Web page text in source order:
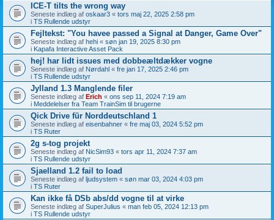
ICE-T tilts the wrong way
Seneste indlæg af oskaar3 « tors maj 22, 2025 2:58 pm
i TS Rullende udstyr
Fejltekst: "You havee passed a Signal at Danger, Game Over"
Seneste indlæg af hehi « søn jan 19, 2025 8:30 pm
i Kapafa Interactive Asset Pack
hej! har lidt issues med dobbeæltdækker vogne
Seneste indlæg af Nørdahl « fre jan 17, 2025 2:46 pm
i TS Rullende udstyr
Jylland 1.3 Manglende filer
Seneste indlæg af Erich « ons sep 11, 2024 7:19 am
i Meddelelser fra Team TrainSim til brugerne
Qick Drive für Norddeutschland 1
Seneste indlæg af eisenbahner « fre maj 03, 2024 5:52 pm
i TS Ruter
2g s-tog projekt
Seneste indlæg af NicSim93 « tors apr 11, 2024 7:37 am
i TS Rullende udstyr
Sjaelland 1.2 fail to load
Seneste indlæg af ljudsystem « søn mar 03, 2024 4:03 pm
i TS Ruter
Kan ikke få DSb abs/dd vogne til at virke
Seneste indlæg af SuperJulius « man feb 05, 2024 12:13 pm
i TS Rullende udstyr